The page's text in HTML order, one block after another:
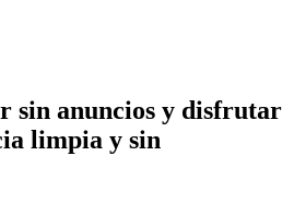
sin anuncios y disfrutar
limpia y sin